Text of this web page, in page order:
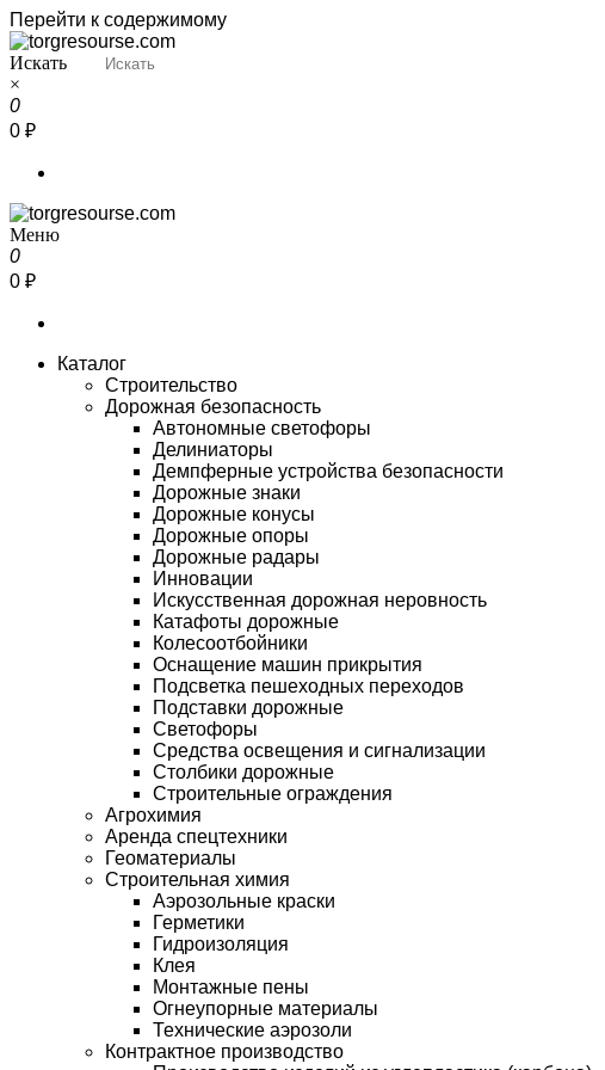
Перейти к содержимому
Torgresourse
Промышленный маркетплейс
Искать
×
0
0 ₽
Torgresourse
Промышленный маркетплейс
Меню
0
0 ₽
Каталог
Строительство
Дорожная безопасность
Автономные светофоры
Делиниаторы
Демпферные устройства безопасности
Дорожные знаки
Дорожные конусы
Дорожные опоры
Дорожные радары
Инновации
Искусственная дорожная неровность
Катафоты дорожные
Колесоотбойники
Оснащение машин прикрытия
Подсветка пешеходных переходов
Подставки дорожные
Светофоры
Средства освещения и сигнализации
Столбики дорожные
Строительные ограждения
Агрохимия
Аренда спецтехники
Геоматериалы
Строительная химия
Аэрозольные краски
Герметики
Гидроизоляция
Клея
Монтажные пены
Огнеупорные материалы
Технические аэрозоли
Контрактное производство